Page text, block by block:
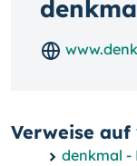
Verweise
denkmal -